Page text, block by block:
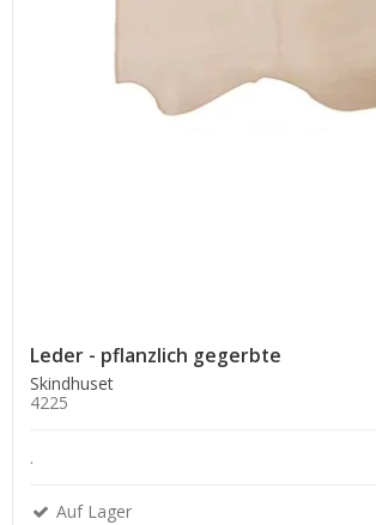
Leder - pflanzlich gegerbte
Skindhuset
4225
.
Auf Lager